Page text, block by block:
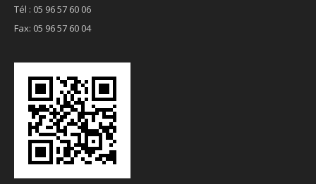
Tél : 05 96 57 60 06
Fax: 05 96 57 60 04